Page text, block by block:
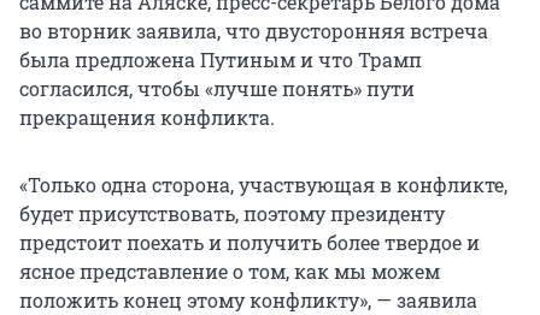
во вторник заявила, что двусторонняя встреча
была предложена Путиным и что Трамп
согласился, чтобы «лучше понять» пути
прекращения конфликта.
«Только одна сторона, участвующая в конфликте,
будет присутствовать, поэтому президенту
предстоит поехать и получить более твердое и
ясное представление о том, как мы можем
положить конец этому конфликту», — заявила